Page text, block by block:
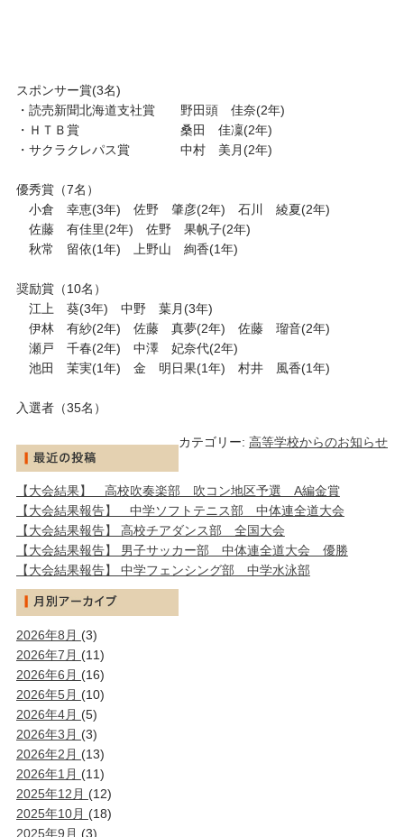
スポンサー賞(3名)
・読売新聞北海道支社賞 野田頭 佳奈(2年)
・ＨＴＢ賞 桑田 佳凜(2年)
・サクラクレパス賞 中村 美月(2年)
優秀賞（7名）
小倉 幸恵(3年) 佐野 肇彦(2年) 石川 綾夏(2年)
佐藤 有佳里(2年) 佐野 果帆子(2年)
秋常 留依(1年) 上野山 絢香(1年)
奨励賞（10名）
江上 葵(3年) 中野 葉月(3年)
伊林 有紗(2年) 佐藤 真夢(2年) 佐藤 瑠音(2年)
瀬戸 千春(2年) 中澤 妃奈代(2年)
池田 茉実(1年) 金 明日果(1年) 村井 風香(1年)
入選者（35名）
カテゴリー:高等学校からのお知らせ
【大会結果】 高校吹奏楽部 吹コン地区予選 A編金賞
【大会結果報告】 中学ソフトテニス部 中体連全道大会
【大会結果報告】 高校チアダンス部 全国大会
【大会結果報告】 男子サッカー部 中体連全道大会 優勝
【大会結果報告】 中学フェンシング部 中学水泳部
2026年8月 (3)
2026年7月 (11)
2026年6月 (16)
2026年5月 (10)
2026年4月 (5)
2026年3月 (3)
2026年2月 (13)
2026年1月 (11)
2025年12月 (12)
2025年10月 (18)
2025年9月 (3)